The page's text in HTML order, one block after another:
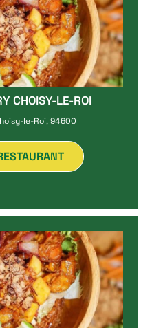
CHOISY-LE-ROI
le-Roi, 94600